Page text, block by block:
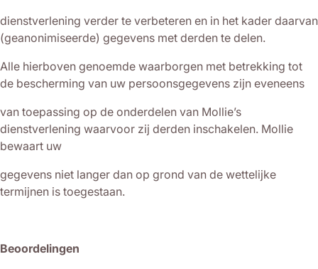
dienstverlening verder te verbeteren en in het kader daarvan
(geanonimiseerde) gegevens met derden te delen.
Alle hierboven genoemde waarborgen met betrekking tot
de bescherming van uw persoonsgegevens zijn eveneens
van toepassing op de onderdelen van Mollie’s
dienstverlening waarvoor zij derden inschakelen. Mollie
bewaart uw
gegevens niet langer dan op grond van de wettelijke
termijnen is toegestaan.
Beoordelingen